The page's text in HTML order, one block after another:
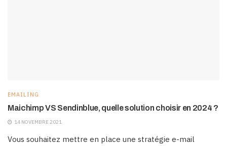
EMAILING
Maichimp VS Sendinblue, quelle solution choisir en 2024 ?
14 NOVEMBRE 2021
Vous souhaitez mettre en place une stratégie e-mail